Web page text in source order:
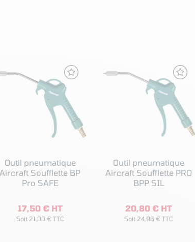
Outil pneumatique
Aircraft Soufflette BP
Pro SAFE
17,50 € HT
Soit 21,00 € TTC
Outil pneumatique
Aircraft Soufflette PRO
BPP SIL
20,80 € HT
Soit 24,96 € TTC